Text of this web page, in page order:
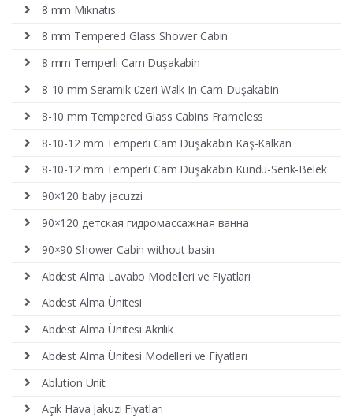
8 mm Mıknatıs
8 mm Tempered Glass Shower Cabin
8 mm Temperli Cam Duşakabin
8-10 mm Seramik üzeri Walk In Cam Duşakabin
8-10 mm Tempered Glass Cabins Frameless
8-10-12 mm Temperli Cam Duşakabin Kaş-Kalkan
8-10-12 mm Temperli Cam Duşakabin Kundu-Serik-Belek
90×120 baby jacuzzi
90×120 детская гидромассажная ванна
90×90 Shower Cabin without basin
Abdest Alma Lavabo Modelleri ve Fiyatları
Abdest Alma Ünitesi
Abdest Alma Ünitesi Akrilik
Abdest Alma Ünitesi Modelleri ve Fiyatları
Ablution Unit
Açık Hava Jakuzi Fiyatları